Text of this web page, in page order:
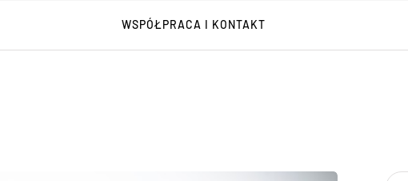
WSPÓŁPRACA I KONTAKT